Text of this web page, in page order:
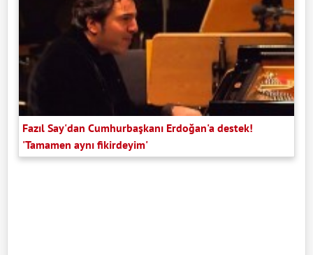
Fazıl Say'dan Cumhurbaşkanı Erdoğan'a destek!
'Tamamen aynı fikirdeyim'